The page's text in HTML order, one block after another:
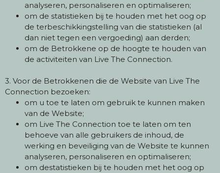
analyseren, personaliseren en optimaliseren;
om de statistieken bij te houden met het oog op
de terbeschikkingstelling van die statistieken (al
dan niet tegen een vergoeding) aan derden;
om de Betrokkene op de hoogte te houden van
de activiteiten van Live The Connection.
3. Voor de Betrokkenen die de Website van Live The
Connection bezoeken:
om u toe te laten om gebruik te kunnen maken
van de Website;
om Live The Connection toe te laten om ten
behoeve van alle gebruikers de inhoud, de
werking en beveiliging van de Website te kunnen
analyseren, personaliseren en optimaliseren;
om destatistieken bij te houden met het oog op